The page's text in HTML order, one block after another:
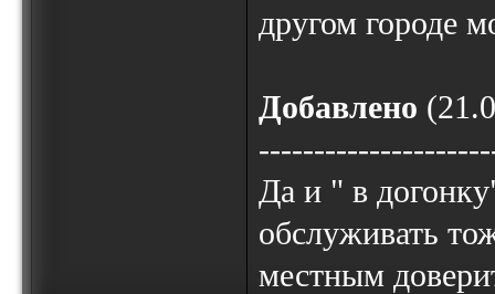
другом городе
Добавлено
Да и " в
обслуживать
местным